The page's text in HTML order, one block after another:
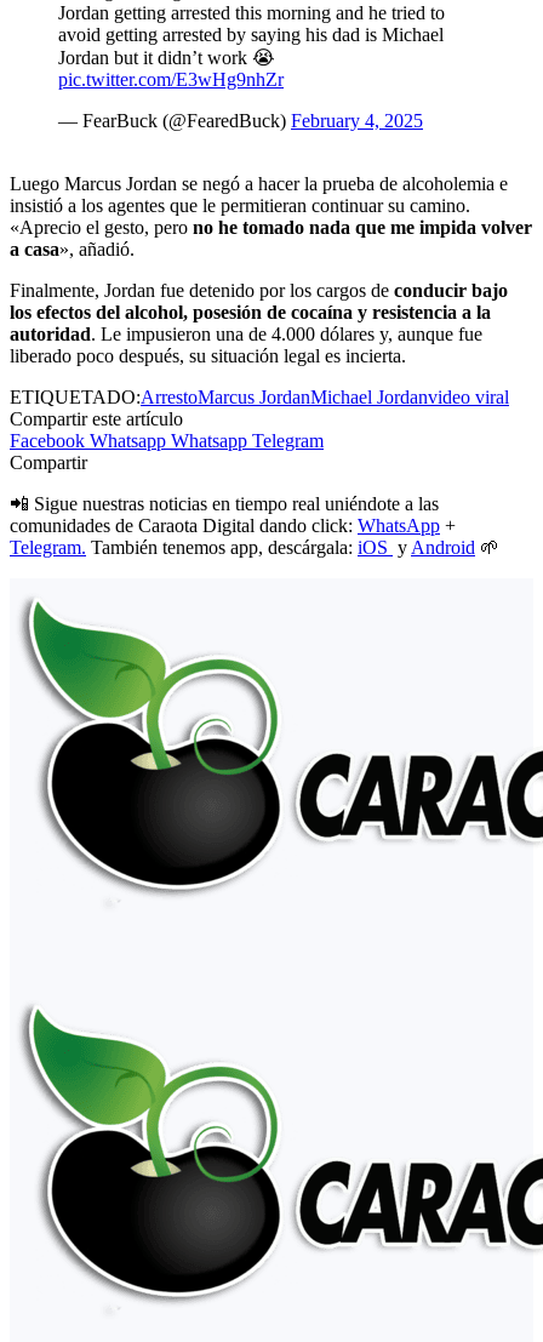
Jordan getting arrested this morning and he tried to
avoid getting arrested by saying his dad is Michael
Jordan but it didn’t work 😭
pic.twitter.com/E3wHg9nhZr
— FearBuck (@FearedBuck) February 4, 2025
Luego Marcus Jordan se negó a hacer la prueba de alcoholemia e
insistió a los agentes que le permitieran continuar su camino.
«Aprecio el gesto, pero no he tomado nada que me impida volver
a casa», añadió.
Finalmente, Jordan fue detenido por los cargos de conducir bajo
los efectos del alcohol, posesión de cocaína y resistencia a la
autoridad. Le impusieron una de 4.000 dólares y, aunque fue
liberado poco después, su situación legal es incierta.
ETIQUETADO:ArrestoMarcus JordanMichael Jordanvideo viral
Compartir este artículo
Facebook Whatsapp Whatsapp Telegram
Compartir
📲 Sigue nuestras noticias en tiempo real uniéndote a las
comunidades de Caraota Digital dando click: WhatsApp +
Telegram. También tenemos app, descárgala: iOS y Android 🌱